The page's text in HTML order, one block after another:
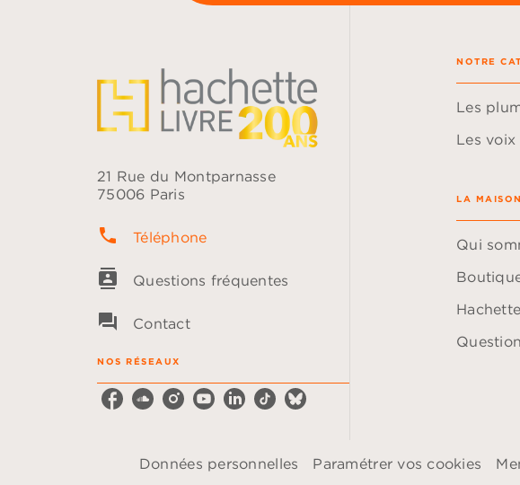
21 Rue du Montparnasse
75006 Paris
phone Téléphone
contacts Questions fréquentes
question_answer Contact
NOS RÉSEAUX
NOTRE
Les
Les voix
LA MAISON
Qui
Données personnelles Paramétrer vos cookies